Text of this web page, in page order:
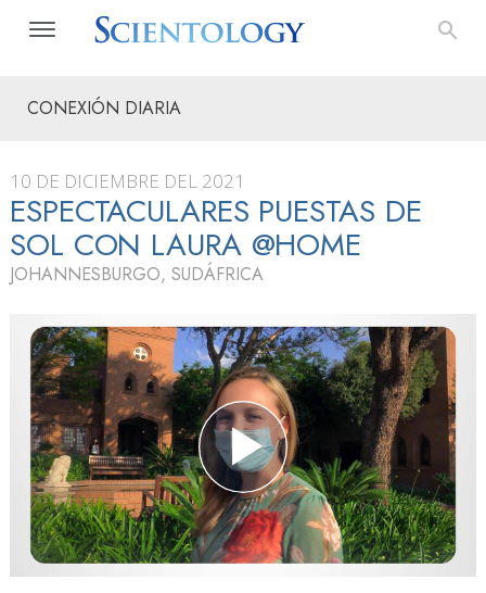
CONEXIÓN DIARIA
10 DE DICIEMBRE DEL 2021
ESPECTACULARES PUESTAS DE
SOL CON LAURA @HOME
JOHANNESBURGO, SUDÁFRICA